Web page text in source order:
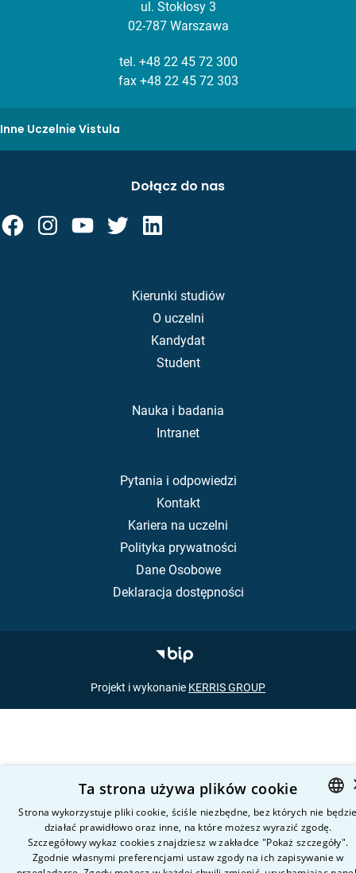
ul. Stokłosy 3
02-787 Warszawa
tel. +48 22 45 72 300
fax +48 22 45 72 303
Inne Uczelnie Vistula
Kierunki studiów
O uczelni
Kandydat
Student
Nauka i badania
Intranet
Pytania i odpowiedzi
Kontakt
Kariera na uczelni
Polityka prywatności
Dane Osobowe
Deklaracja dostępności
Dołącz do nas
Projekt i wykonanie KERRIS GROUP
POLISH
ENGLISH
Ta strona używa plików cookie
Strona wykorzystuje pliki cookie, ściśle niezbędne, bez których nie
działać prawidłowo oraz inne, na które możesz wyrazić zgodę.
Szczegółowy wykaz cookies znajdziesz w zakładce "Pokaż szczegóły".
Zgodnie własnymi preferencjami ustaw zgody na ich zapisywanie w